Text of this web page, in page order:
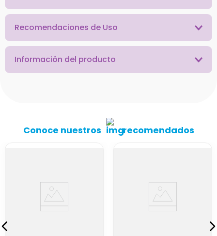
Recomendaciones de Uso
Información del producto
Conoce nuestros recomendados